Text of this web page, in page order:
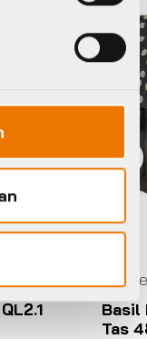
Basil
Tas